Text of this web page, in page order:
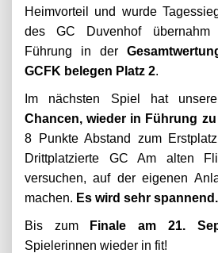
Heimvorteil und wurde
des GC Duvenhof
Führung in der
GCFK belegen Platz 2.
Im nächsten Spiel hat
Chancen, wieder in Führung
8 Punkte Abstand zum
Drittplatzierte GC Am alten
versuchen, auf der eigenen
machen. Es wird sehr spannend.
Bis zum Finale am 21.
Spielerinnen wieder in fit!